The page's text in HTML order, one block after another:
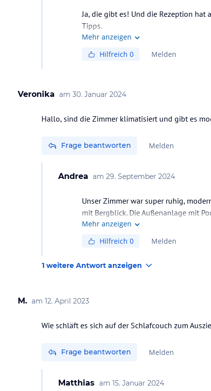
Ja, die gibt es! Und die Rezeption
Tipps.
Mehr anzeigen
Hilfreich 0 Melden
Veronika am 30. Januar 2024
Hallo, sind die Zimmer klimatisiert und gibt es
Frage beantworten Melden
Andrea am 29. September 2024
Unser Zimmer war super ruhig,
mit Bergblick. Die Außenanlage mit
Mehr anzeigen
Hilfreich 0 Melden
1 weitere Antwort anzeigen
M. am 12. April 2023
Wie schläft es sich auf der Schlafcouch zum
Frage beantworten Melden
Matthias am 15. Januar 2024